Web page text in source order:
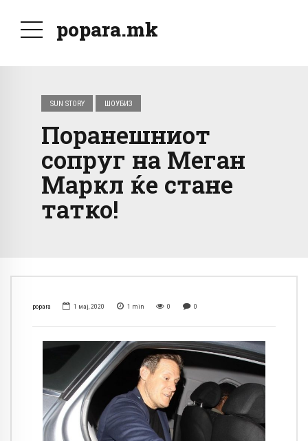
popara.mk
SUN STORY ШОУБИЗ
Поранешниот
сопруг на Меган
Маркл ќе стане
татко!
popara 1 мај, 2020 1 min 0 0